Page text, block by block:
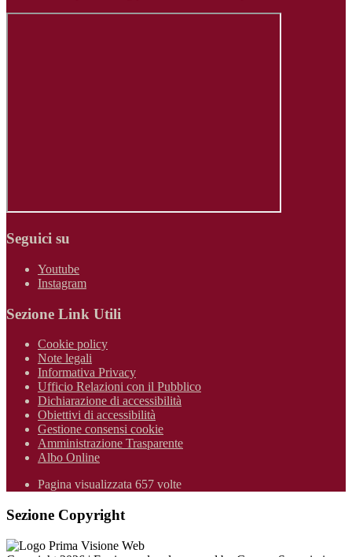
Seguici su
Youtube
Instagram
Sezione Link Utili
Cookie policy
Note legali
Informativa Privacy
Ufficio Relazioni con il Pubblico
Dichiarazione di accessibilità
Obiettivi di accessibilità
Gestione consensi cookie
Amministrazione Trasparente
Albo Online
Pagina visualizzata 657 volte
Sezione Copyright